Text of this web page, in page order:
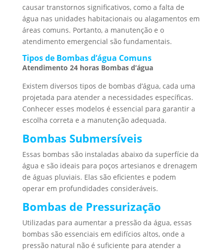
causar transtornos significativos, como a falta de
água nas unidades habitacionais ou alagamentos em
áreas comuns. Portanto, a manutenção e o
atendimento emergencial são fundamentais.
Tipos de Bombas d’água Comuns
Atendimento 24 horas Bombas d’água
Existem diversos tipos de bombas d’água, cada uma
projetada para atender a necessidades específicas.
Conhecer esses modelos é essencial para garantir a
escolha correta e a manutenção adequada.
Bombas Submersíveis
Essas bombas são instaladas abaixo da superfície da
água e são ideais para poços artesianos e drenagem
de águas pluviais. Elas são eficientes e podem
operar em profundidades consideráveis.
Bombas de Pressurização
Utilizadas para aumentar a pressão da água, essas
bombas são essenciais em edifícios altos, onde a
pressão natural não é suficiente para atender a